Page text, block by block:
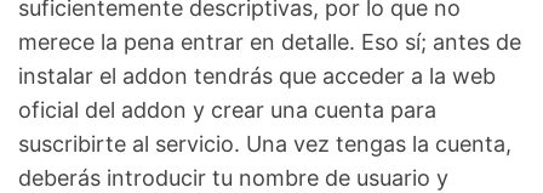
suficientemente descriptivas, por lo que no
merece la pena entrar en detalle. Eso sí; antes de
instalar el addon tendrás que acceder a la web
oficial del addon y crear una cuenta para
suscribirte al servicio. Una vez tengas la cuenta,
deberás introducir tu nombre de usuario y